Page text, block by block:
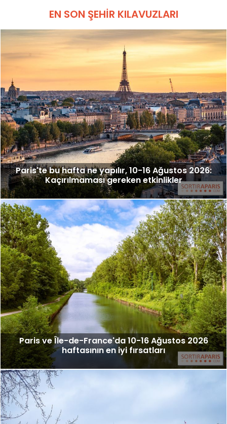
EN SON ŞEHIR KILAVUZLARI
Paris'te bu hafta ne yapılır, 10-16 Ağustos 2026:
Kaçırılmaması gereken etkinlikler
Paris ve Île-de-France'da 10-16 Ağustos 2026
haftasının en iyi fırsatları